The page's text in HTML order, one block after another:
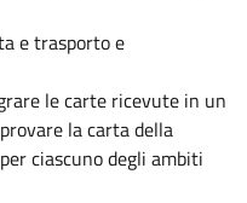
e trasporto e
le carte ricevute in un
la carta della
ciascuno degli ambiti